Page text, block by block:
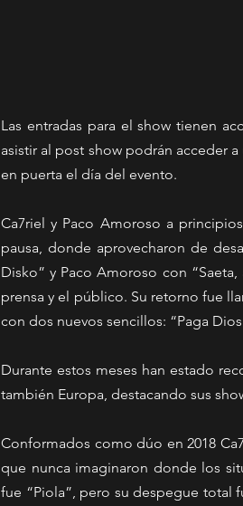
Las entradas para el show tienen
asistir al post show podrán acceder a
en puerta el día del evento.
Ca7riel y Paco Amoroso a
pausa, donde aprovecharon de
Disko” y Paco Amoroso con
prensa y el público. Su retorno fue
con dos nuevos sencillos: “Paga
Durante estos meses han estado
también Europa, destacando sus
Conformados como dúo en 2018
que nunca imaginaron donde los
fue “Piola”, pero su despegue total